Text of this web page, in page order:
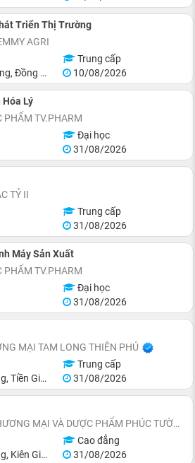
Triển Thị Trường
AGRI
Trung cấp
Tiền Giang
10/08/2026
Lý
PHẨM TV.PHARM
Đại học
31/08/2026
TỶ II
Trung cấp
31/08/2026
Máy Sản Xuất
PHẨM TV.PHARM
Đại học
31/08/2026
MẠI TAM LONG THIÊN PHÚ
Trung cấp
Trà Vinh, Long An
31/08/2026
CÔNG TY TNHH THƯƠNG MẠI VÀ DƯỢC PHẨM PHÚC TƯỜNG
Cao đẳng
Trà Vinh, Long An
31/08/2026